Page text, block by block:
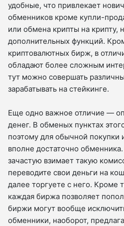
удобные, что привлекает
обменников кроме купли-
или обмена крипты на крипту,
дополнительных функций.
криптовалютных бирж, в
обладают более сложным
тут можно совершать
зарабатывать на стейкинге.
Еще одно важное отличие —
денег. В обменых пунктах
поэтому для обычной покупки
вполне достаточно
зачастую взимает такую
переводите свои деньги на
далее торгуете с него. Кроме
каждая биржа позволяет
биржи могут вообще
обменники, наоборот,